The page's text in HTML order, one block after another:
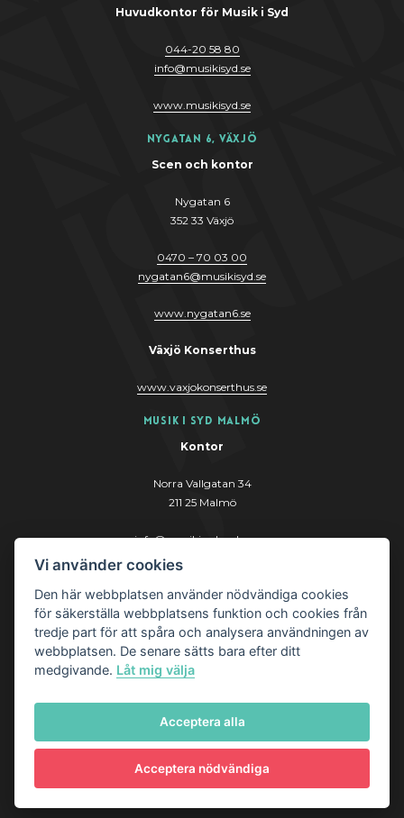
Huvudkontor för Musik i Syd
044-20 58 80
info@musikisyd.se
www.musikisyd.se
Nygatan 6, Växjö
Scen och kontor
Nygatan 6
352 33 Växjö
0470 – 70 03 00
nygatan6@musikisyd.se
www.nygatan6.se
Växjö Konserthus
www.vaxjokonserthus.se
Musik i Syd Malmö
Kontor
Norra Vallgatan 34
211 25 Malmö
info@musikisydmalmo.se
Hantera cookies
Läs om cookies och personuppgifterhär
Vi använder cookies
Den här webbplatsen använder nödvändiga cookies
för säkerställa webbplatsens funktion och cookies från
tredje part för att spåra och analysera användningen av
webbplatsen. De senare sätts bara efter ditt
medgivande. Låt mig välja
Acceptera alla
Acceptera nödvändiga